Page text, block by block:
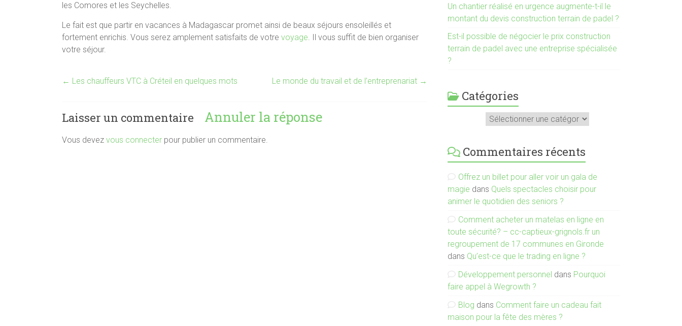
les Comores et les Seychelles.
Le fait est que partir en vacances à Madagascar promet ainsi de beaux séjours ensoleillés et
fortement enrichis. Vous serez amplement satisfaits de votre voyage. Il vous suffit de bien organiser
votre séjour.
← Les chauffeurs VTC à Créteil en quelques mots Le monde du travail et de l’entreprenariat →
Laisser un commentaire Annuler la réponse
Vous devez vous connecter pour publier un commentaire.
Un chantier réalisé en urgence augmente-t-il le
montant du devis construction terrain de padel ?
Est-il possible de négocier le prix construction
terrain de padel avec une entreprise spécialisée
?
Catégories
Commentaires récents
Offrez un billet pour aller voir un gala de
magie dans Quels spectacles choisir pour
animer le quotidien des seniors ?
Comment acheter un matelas en ligne en
toute sécurité? – cc-captieux-grignols.fr un
regroupement de 17 communes en Gironde
dans Qu’est-ce que le trading en ligne ?
Développement personnel dans Pourquoi
faire appel à Wegrowth ?
Blog dans Comment faire un cadeau fait
maison pour la fête des mères ?